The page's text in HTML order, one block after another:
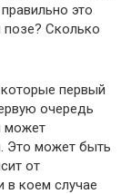
это
позе? Сколько
первый
очередь
может
Это может быть
от
в коем случае